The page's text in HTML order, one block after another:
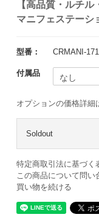
【高品質・ルチ
マニフェステーシ
型番： CRMANI-171
付属品
オプションの価格詳細
Soldout
特定商取引法に基づく
この商品について問い
買い物を続ける